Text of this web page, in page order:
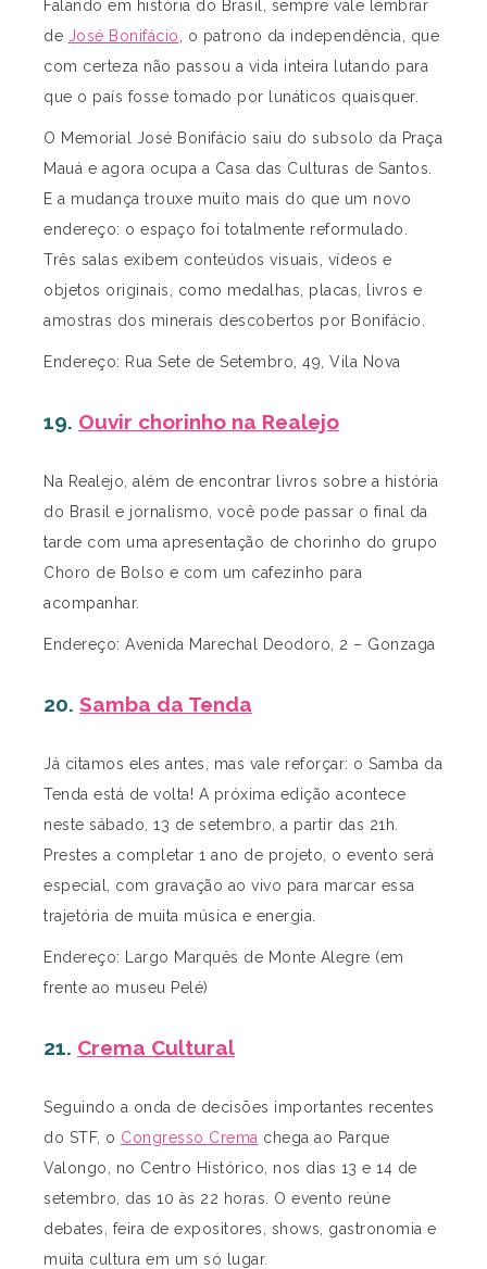
Falando em história do Brasil, sempre vale lembrar
de José Bonifácio , o patrono da independência, que
com certeza não passou a vida inteira lutando para
que o país fosse tomado por lunáticos quaisquer.
O Memorial José Bonifácio saiu do subsolo da Praça
Mauá e agora ocupa a Casa das Culturas de Santos.
E a mudança trouxe muito mais do que um novo
endereço: o espaço foi totalmente reformulado.
Três salas exibem conteúdos visuais, vídeos e
objetos originais, como medalhas, placas, livros e
amostras dos minerais descobertos por Bonifácio.
Endereço: Rua Sete de Setembro, 49, Vila Nova
19. Ouvir chorinho na Realejo
Na Realejo, além de encontrar livros sobre a história
do Brasil e jornalismo, você pode passar o final da
tarde com uma apresentação de chorinho do grupo
Choro de Bolso e com um cafezinho para
acompanhar.
Endereço: Avenida Marechal Deodoro, 2 – Gonzaga
20. Samba da Tenda
Já citamos eles antes, mas vale reforçar: o Samba da
Tenda está de volta! A próxima edição acontece
neste sábado, 13 de setembro, a partir das 21h.
Prestes a completar 1 ano de projeto, o evento será
especial, com gravação ao vivo para marcar essa
trajetória de muita música e energia.
Endereço: Largo Marquês de Monte Alegre (em
frente ao museu Pelé)
21. Crema Cultural
Seguindo a onda de decisões importantes recentes
do STF, o Congresso Crema chega ao Parque
Valongo, no Centro Histórico, nos dias 13 e 14 de
setembro, das 10 às 22 horas. O evento reúne
debates, feira de expositores, shows, gastronomia e
muita cultura em um só lugar.